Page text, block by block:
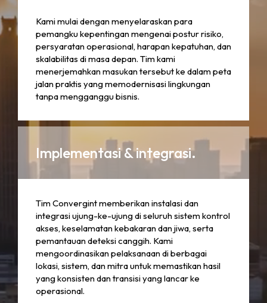
Kami mulai dengan menyelaraskan para
pemangku kepentingan mengenai postur risiko,
persyaratan operasional, harapan kepatuhan, dan
skalabilitas di masa depan. Tim kami
menerjemahkan masukan tersebut ke dalam peta
jalan praktis yang memodernisasi lingkungan
tanpa mengganggu bisnis.
Implementasi & integrasi.
Tim Convergint memberikan instalasi dan
integrasi ujung-ke-ujung di seluruh sistem kontrol
akses, keselamatan kebakaran dan jiwa, serta
pemantauan deteksi canggih. Kami
mengoordinasikan pelaksanaan di berbagai
lokasi, sistem, dan mitra untuk memastikan hasil
yang konsisten dan transisi yang lancar ke
operasional.